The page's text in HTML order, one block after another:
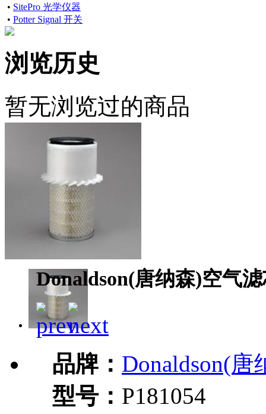
• SitePro 光学仪器
• Potter Signal 开关
浏览历史
暂无浏览过的商品
Donaldson(唐纳森)空气滤
品牌： Donaldson(唐
型号： P181054